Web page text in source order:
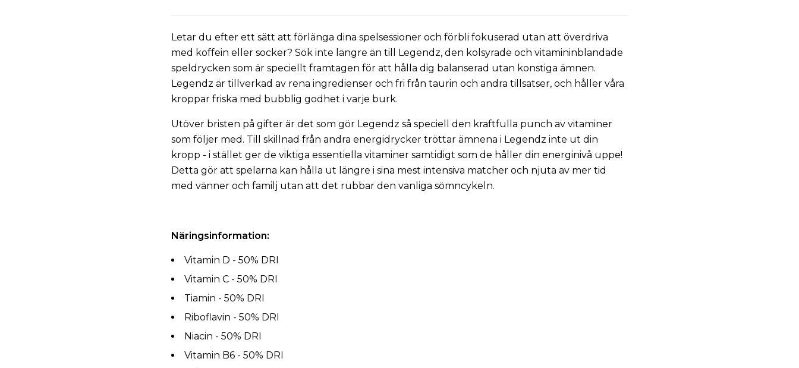
Letar du efter ett sätt att förlänga dina spelsessioner och förbli fokuserad utan att överdriva
med koffein eller socker? Sök inte längre än till Legendz, den kolsyrade och vitamininblandade
speldrycken som är speciellt framtagen för att hålla dig balanserad utan konstiga ämnen.
Legendz är tillverkad av rena ingredienser och fri från taurin och andra tillsatser, och håller våra
kroppar friska med bubblig godhet i varje burk.
Utöver bristen på gifter är det som gör Legendz så speciell den kraftfulla punch av vitaminer
som följer med. Till skillnad från andra energidrycker tröttar ämnena i Legendz inte ut din
kropp - i stället ger de viktiga essentiella vitaminer samtidigt som de håller din energinivå uppe!
Detta gör att spelarna kan hålla ut längre i sina mest intensiva matcher och njuta av mer tid
med vänner och familj utan att det rubbar den vanliga sömncykeln.
Näringsinformation:
Vitamin D - 50% DRI
Vitamin C - 50% DRI
Tiamin - 50% DRI
Riboflavin - 50% DRI
Niacin - 50% DRI
Vitamin B6 - 50% DRI